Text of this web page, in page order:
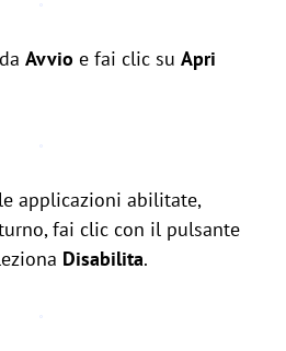
Avvio e fai clic su Apri
applicazioni abilitate,
fai clic con il pulsante
Disabilita.